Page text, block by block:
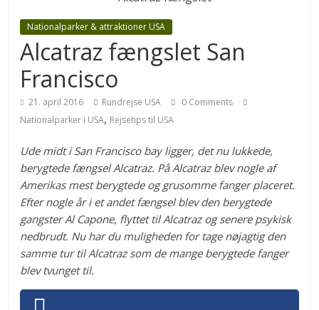
Nationalparker & attraktioner USA
Alcatraz fængslet San
Francisco
21. april 2016 Rundrejse USA
0 Comments
Nationalparker i USA, Rejsetips til USA
Ude midt i San Francisco bay ligger, det nu lukkede,
berygtede fængsel Alcatraz. På Alcatraz blev nogle af
Amerikas mest berygtede og grusomme fanger placeret.
Efter nogle år i et andet fængsel blev den berygtede
gangster Al Capone, flyttet til Alcatraz og senere psykisk
nedbrudt. Nu har du muligheden for tage nøjagtig den
samme tur til Alcatraz som de mange berygtede fanger
blev tvunget til.